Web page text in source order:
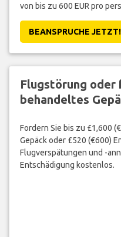
von bis zu 600 EUR pro
BEANSPRUCHE JETZT!
Flugstörung
behandeltes
Fordern Sie bis zu £1,600
Gepäck oder £520 (€600)
Flugverspätungen und -
Entschädigung kostenlos.